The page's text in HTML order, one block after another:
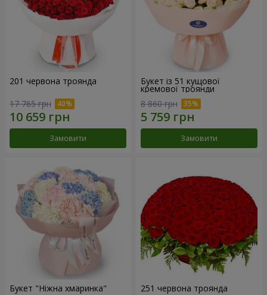
201 червона троянда
17 765 грн
Замовити
Букет із 51 кущової
кремової троянди
8 860 грн
Замовити
Букет "Ніжна хмаринка" 251 червона троянда